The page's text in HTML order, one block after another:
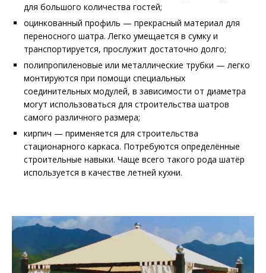
для большого количества гостей;
оцинкованный профиль — прекрасный материал для
переносного шатра. Легко умещается в сумку и
транспортируется, прослужит достаточно долго;
полипропиленовые или металлические трубки — легко
монтируются при помощи специальных
соединительных модулей, в зависимости от диаметра
могут использоваться для строительства шатров
самого различного размера;
кирпич — применяется для строительства
стационарного каркаса. Потребуются определённые
строительные навыки. Чаще всего такого рода шатёр
используется в качестве летней кухни.